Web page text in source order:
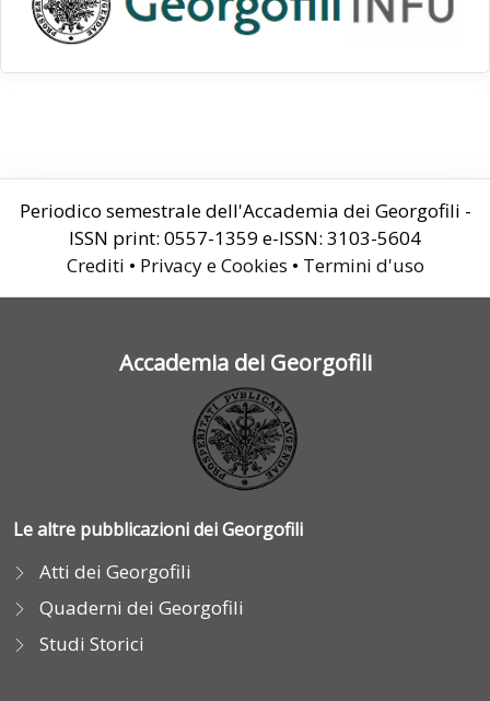
Periodico semestrale dell'Accademia dei Georgofili -
ISSN print: 0557-1359 e-ISSN: 3103-5604
Crediti • Privacy e Cookies • Termini d'uso
Accademia dei Georgofili
Le altre pubblicazioni dei Georgofili
Atti dei Georgofili
Quaderni dei Georgofili
Studi Storici